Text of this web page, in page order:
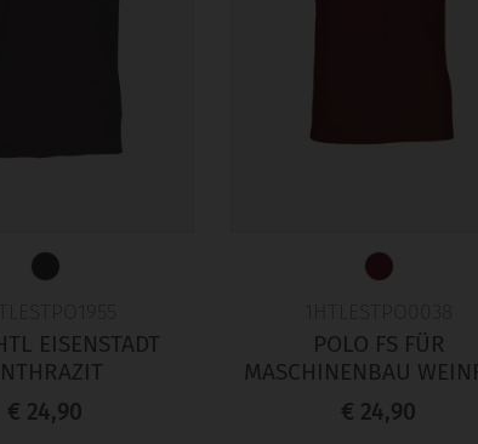
EISENSTADT
€ 24,90
POLO FS FÜR
MASCHINENBAU
€ 24,90